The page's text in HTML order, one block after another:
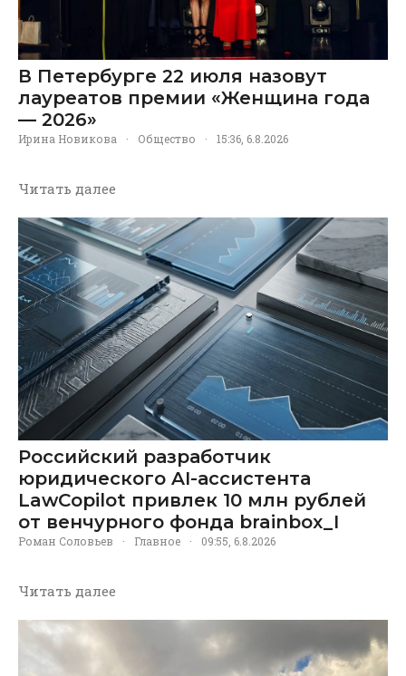
В Петербурге 22 июля назовут
лауреатов премии «Женщина года
— 2026»
Ирина Новикова · Общество · 15:36, 6.8.2026
Читать далее
Российский разработчик
юридического AI-ассистента
LawCopilot привлек 10 млн рублей
от венчурного фонда brainbox_I
Роман Соловьев · Главное · 09:55, 6.8.2026
Читать далее